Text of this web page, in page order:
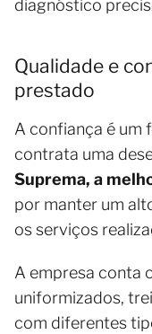
diagnóstico
Qualidade e
prestado
A confiança é um
contrata uma
Suprema, a
por manter um
os serviços
A empresa conta
uniformizados,
com diferentes